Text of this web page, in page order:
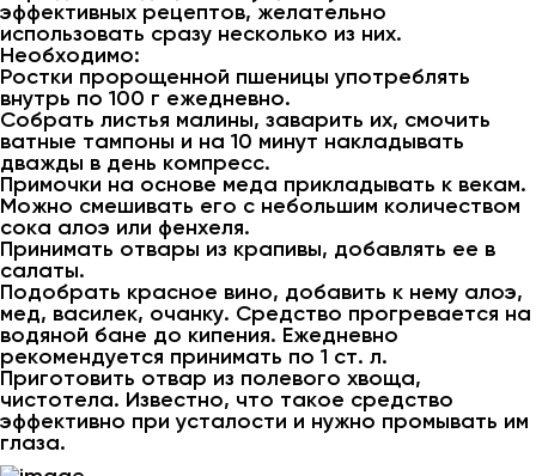
эффективных рецептов, желательно
использовать сразу несколько из них.
Необходимо:
Ростки пророщенной пшеницы употреблять
внутрь по 100 г ежедневно.
Собрать листья малины, заварить их, смочить
ватные тампоны и на 10 минут накладывать
дважды в день компресс.
Примочки на основе меда прикладывать к векам.
Можно смешивать его с небольшим количеством
сока алоэ или фенхеля.
Принимать отвары из крапивы, добавлять ее в
салаты.
Подобрать красное вино, добавить к нему алоэ,
мед, василек, очанку. Средство прогревается на
водяной бане до кипения. Ежедневно
рекомендуется принимать по 1 ст. л.
Приготовить отвар из полевого хвоща,
чистотела. Известно, что такое средство
эффективно при усталости и нужно промывать им
глаза.